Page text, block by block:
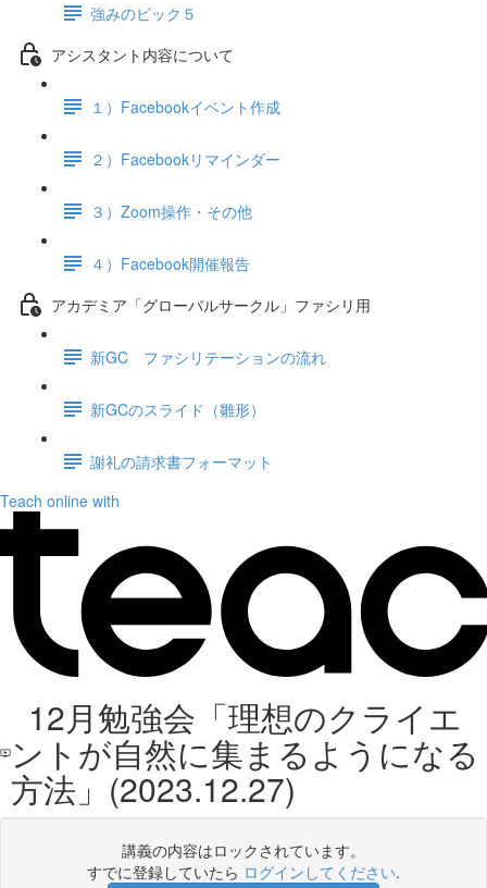
強みのビック５
アシスタント内容について
１）Facebookイベント作成
２）Facebookリマインダー
３）Zoom操作・その他
４）Facebook開催報告
アカデミア「グローバルサークル」ファシリ用
新GC ファシリテーションの流れ
新GCのスライド（雛形）
謝礼の請求書フォーマット
Teach online with
12月勉強会「理想のクライエ
ントが自然に集まるようになる
方法」(2023.12.27)
講義の内容はロックされています。
すでに登録していたら ログインしてください.